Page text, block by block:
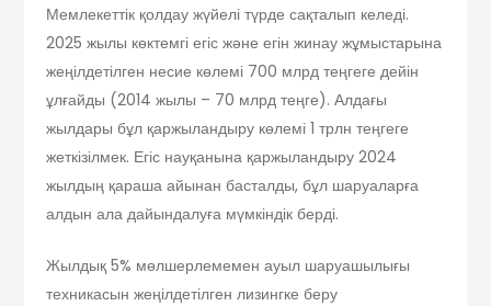
Мемлекеттік қолдау жүйелі түрде сақталып келеді.
2025 жылы көктемгі егіс және егін жинау жұмыстарына
жеңілдетілген несие көлемі 700 млрд теңгеге дейін
ұлғайды (2014 жылы – 70 млрд теңге). Алдағы
жылдары бұл қаржыландыру көлемі 1 трлн теңгеге
жеткізілмек. Егіс науқанына қаржыландыру 2024
жылдың қараша айынан басталды, бұл шаруаларға
алдын ала дайындалуға мүмкіндік берді.
Жылдық 5% мөлшерлемемен ауыл шаруашылығы
техникасын жеңілдетілген лизингке беру